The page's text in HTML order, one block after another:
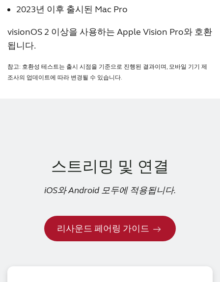
OnePlus 9 Pro
OnePlus 9 R
2023년 이후 출시된 Mac Pro
visionOS 2 이상을 사용하는 Apple Vision Pro와 호환
됩니다.
참고: 호환성 테스트는 출시 시점을 기준으로 진행된 결과이며, 모바일 기기 제
조사의 업데이트에 따라 변경될 수 있습니다.
스트리밍 및 연결
iOS와 Android 모두에 적용됩니다.
리사운드 페어링 가이드